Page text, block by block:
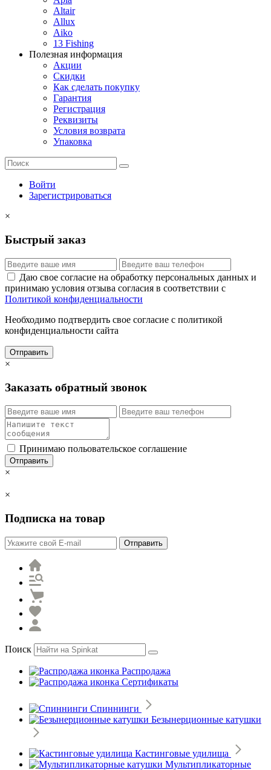
Altair
Allux
Aiko
13 Fishing
Полезная информация
Акции
Скидки
Как сделать покупку
Гарантия
Регистрация
Реквизиты
Условия возврата
Упаковка
Войти
Зарегистрироваться
×
Быстрый заказ
Даю свое согласие на обработку персональных данных и
принимаю условия отзыва согласия в соответствии с
Политикой конфиденциальности
Необходимо подтвердить свое согласие с политикой
конфиденциальности сайта
Отправить
×
Заказать обратный звонок
Принимаю польовательское соглашение
Отправить
×
×
Подписка на товар
Отправить
Поиск
Распродажа
Сертификаты
Спиннинги
Безынерционные катушки
Кастинговые удилища
Мультипликаторные